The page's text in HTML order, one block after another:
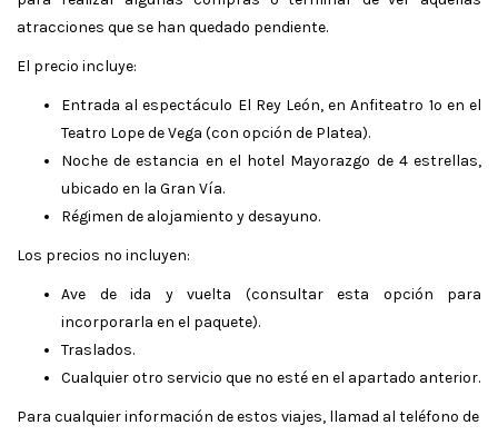
atracciones que se han quedado pendiente.
El precio incluye:
Entrada al espectáculo El Rey León, en Anfiteatro 1º en el
Teatro Lope de Vega (con opción de Platea).
Noche de estancia en el hotel Mayorazgo de 4 estrellas,
ubicado en la Gran Vía.
Régimen de alojamiento y desayuno.
Los precios no incluyen:
Ave de ida y vuelta (consultar esta opción para
incorporarla en el paquete).
Traslados.
Cualquier otro servicio que no esté en el apartado anterior.
Para cualquier información de estos viajes, llamad al teléfono de